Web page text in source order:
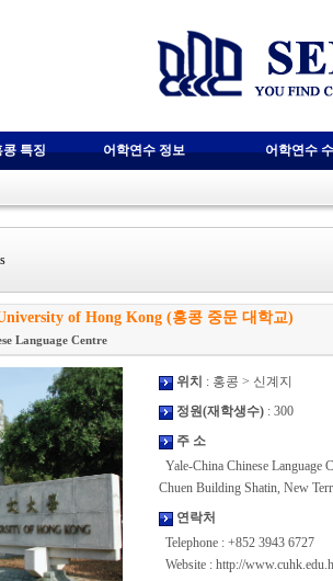
콩 특징 어학연수 정보 어학연수
of Hong Kong (홍콩 중문 대학교)
Language Centre
위치 : 홍콩 > 신계지
정원(재학생수) : 300
주 소
Yale-China Chinese Language
Chuen Building Shatin, New
연락처
Telephone : +852 3943 6727
Website : http://